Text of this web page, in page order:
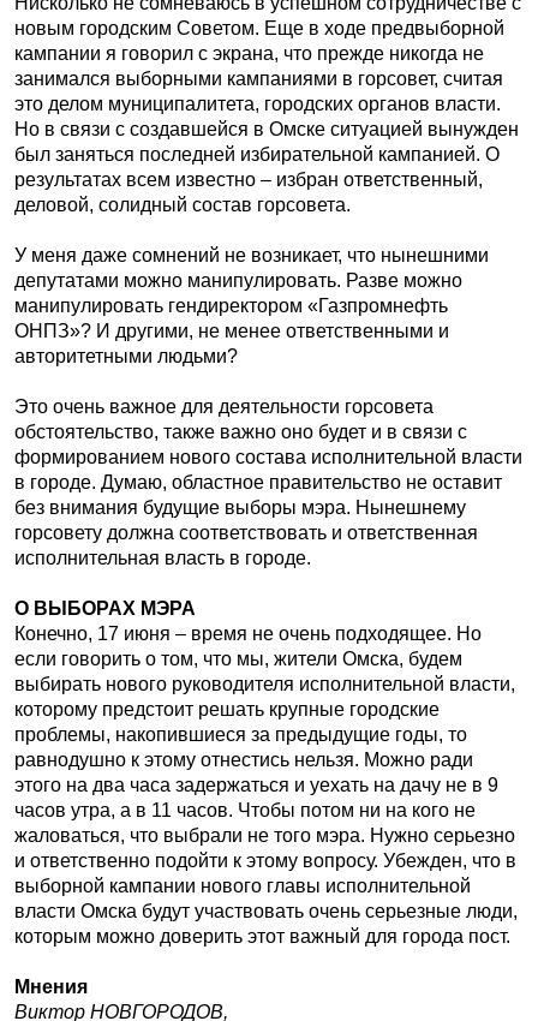
новым городским Советом. Еще в ходе предвыборной
кампании я говорил с экрана, что прежде никогда не
занимался выборными кампаниями в горсовет, считая
это делом муниципалитета, городских органов власти.
Но в связи с создавшейся в Омске ситуацией вынужден
был заняться последней избирательной кампанией. О
результатах всем известно – избран ответственный,
деловой, солидный состав горсовета.
У меня даже сомнений не возникает, что нынешними
депутатами можно манипулировать. Разве можно
манипулировать гендиректором «Газпромнефть
ОНПЗ»? И другими, не менее ответственными и
авторитетными людьми?
Это очень важное для деятельности горсовета
обстоятельство, также важно оно будет и в связи с
формированием нового состава исполнительной власти
в городе. Думаю, областное правительство не оставит
без внимания будущие выборы мэра. Нынешнему
горсовету должна соответствовать и ответственная
исполнительная власть в городе.
О ВЫБОРАХ МЭРА
Конечно, 17 июня – время не очень подходящее. Но
если говорить о том, что мы, жители Омска, будем
выбирать нового руководителя исполнительной власти,
которому предстоит решать крупные городские
проблемы, накопившиеся за предыдущие годы, то
равнодушно к этому отнестись нельзя. Можно ради
этого на два часа задержаться и уехать на дачу не в 9
часов утра, а в 11 часов. Чтобы потом ни на кого не
жаловаться, что выбрали не того мэра. Нужно серьезно
и ответственно подойти к этому вопросу. Убежден, что в
выборной кампании нового главы исполнительной
власти Омска будут участвовать очень серьезные люди,
которым можно доверить этот важный для города пост.
Мнения
Виктор НОВГОРОДОВ,